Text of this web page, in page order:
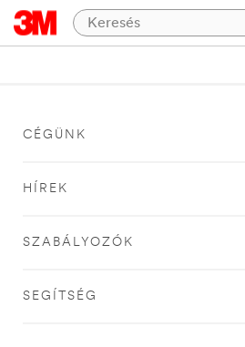
CÉGÜNK
HÍREK
SZABÁLYOZÓK
SEGÍTSÉG